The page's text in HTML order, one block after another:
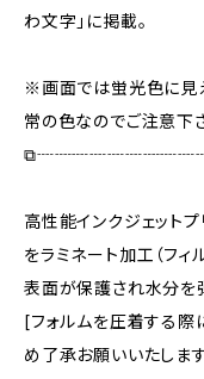
わ文字」に掲載。
※画面では蛍光色に見
常の色なのでご注意下
高性能インクジェット
をラミネート加工（フィ
表面が保護され水分を
[フォルムを圧着する際
め了承お願いいたします